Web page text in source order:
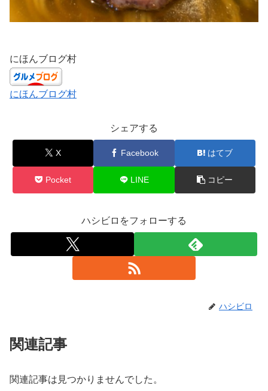
にほんブログ村
にほんブログ村
シェアする
X Facebook はてブ
Pocket LINE コピー
ハシビロをフォローする
ハシビロ
関連記事
関連記事は見つかりませんでした。